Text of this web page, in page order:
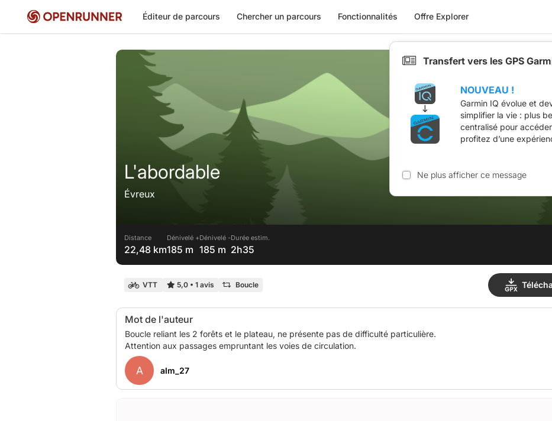
Éditeur de parcours Chercher un parcours Fonctionnalités Offre Explorer
L'abordable
Évreux
Distance
22,48 km
Dénivelé +
185 m
Dénivelé -
185 m
Durée estim.
2h35
VTT 5,0 • 1 avis Boucle
Mot de l'auteur
Boucle reliant les 2 forêts et le plateau, ne présente pas de difficulté particulière.
A alm_27
Transfert vers les GPS
NOUVEAU !
Garmin IQ évolue et
simplifier la vie : plus
centralisé pour
profitez d’une
Ne plus afficher ce message